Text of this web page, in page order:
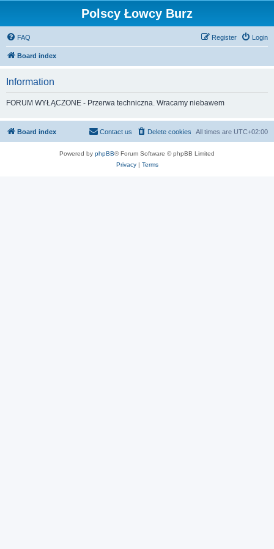
Polscy Łowcy Burz
FAQ Login
Register
Board index
Information
FORUM WYŁĄCZONE - Przerwa techniczna. Wracamy niebawem
Board index All times are UTC+02:00
Delete cookies
Contact us
Powered by phpBB® Forum Software © phpBB Limited
Privacy| Terms